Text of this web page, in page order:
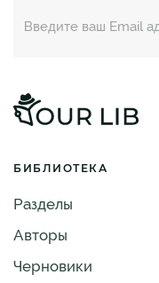
БИБЛИОТЕКА
Разделы
Авторы
Черновики